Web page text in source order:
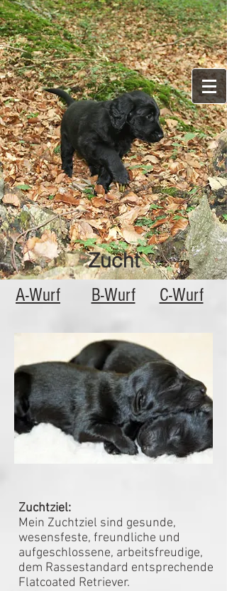
Spirit of adventure
Flatcoated Retriever
Zuchtziel:
Mein Zuchtziel sind gesunde,
wesensfeste, freundliche und
aufgeschlossene, arbeitsfreudige,
dem Rassestandard entsprechende
Flatcoated Retriever.
Zucht
A-Wurf B-Wurf C-Wurf